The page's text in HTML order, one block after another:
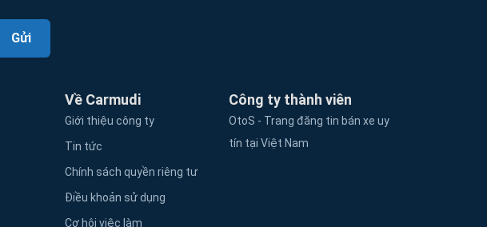
Gửi
Về Carmudi
Giới thiệu công ty
Tin tức
Chính sách quyền riêng tư
Điều khoản sử dụng
Cơ hội việc làm
Công ty thành viên
OtoS - Trang đăng tin bán xe uy
tín tại Việt Nam